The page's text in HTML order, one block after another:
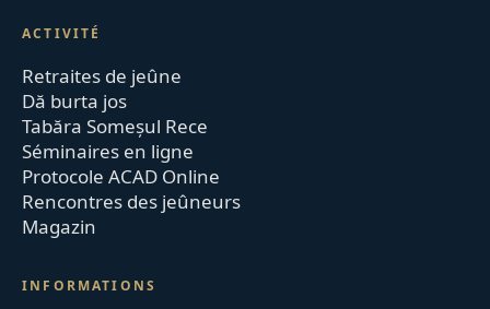
ACTIVITÉ
Retraites de jeûne
Dă burta jos
Tabăra Someșul Rece
Séminaires en ligne
Protocole ACAD Online
Rencontres des jeûneurs
Magazin
INFORMATIONS